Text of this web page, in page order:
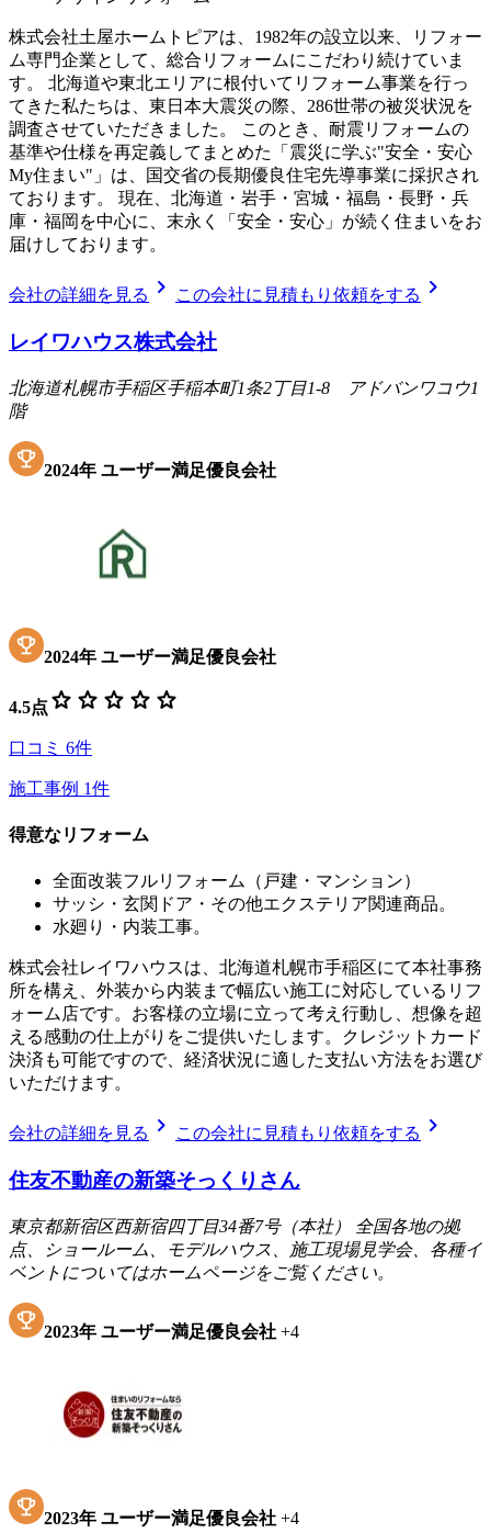
株式会社土屋ホームトピアは、1982年の設立以来、リフォー
ム専門企業として、総合リフォームにこだわり続けていま
す。 北海道や東北エリアに根付いてリフォーム事業を行っ
てきた私たちは、東日本大震災の際、286世帯の被災状況を
調査させていただきました。 このとき、耐震リフォームの
基準や仕様を再定義してまとめた「震災に学ぶ"安全・安心
My住まい"」は、国交省の長期優良住宅先導事業に採択され
ております。 現在、北海道・岩手・宮城・福島・長野・兵
庫・福岡を中心に、末永く「安全・安心」が続く住まいをお
届けしております。
会社の詳細を見る chevron_right この会社に見積もり依頼をする chevron_right
レイワハウス株式会社
北海道札幌市手稲区手稲本町1条2丁目1-8 アドバンワコウ1
階
2024年 ユーザー満足優良会社
2024年 ユーザー満足優良会社
4.5点 star star star star star
口コミ 6件
施工事例 1件
得意なリフォーム
全面改装フルリフォーム（戸建・マンション）
サッシ・玄関ドア・その他エクステリア関連商品。
水廻り・内装工事。
株式会社レイワハウスは、北海道札幌市手稲区にて本社事務
所を構え、外装から内装まで幅広い施工に対応しているリフ
ォーム店です。お客様の立場に立って考え行動し、想像を超
える感動の仕上がりをご提供いたします。クレジットカード
決済も可能ですので、経済状況に適した支払い方法をお選び
いただけます。
会社の詳細を見る chevron_right この会社に見積もり依頼をする chevron_right
住友不動産の新築そっくりさん
東京都新宿区西新宿四丁目34番7号（本社） 全国各地の拠
点、ショールーム、モデルハウス、施工現場見学会、各種イ
ベントについてはホームページをご覧ください。
2023年 ユーザー満足優良会社 +4
2023年 ユーザー満足優良会社 +4